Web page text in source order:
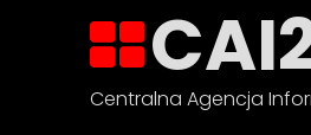
Centralna Agencja